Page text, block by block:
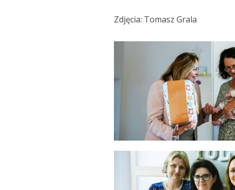
Zdjęcia: Tomasz Grala